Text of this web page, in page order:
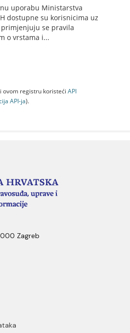
uporabu Ministarstva
dostupne su korisnicima uz
se pravila
o vrstama i...
ovom registru koristeći API
API-jа).